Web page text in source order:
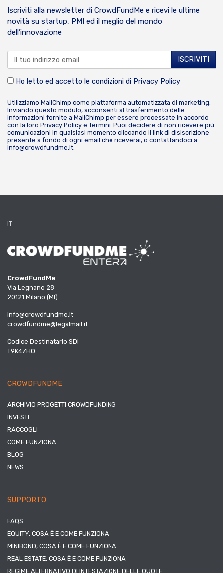
Iscriviti alla newsletter di CrowdFundMe e ricevi le ultime
novità su startup, PMI ed il meglio del mondo
dell’innovazione
Ho letto ed accetto le condizioni di Privacy Policy
Utilizziamo MailChimp come piattaforma automatizzata di marketing.
Inviando questo modulo, acconsenti al trasferimento delle
informazioni fornite a MailChimp per essere processate in accordo
con la loro Privacy Policy e Termini. Puoi decidere di non ricevere più
comunicazioni in qualsiasi momento cliccando il link di disiscrizione
presente a fondo di ogni email che riceverai, o contattandoci a
info@crowdfundme.it.
IT
CrowdFundMe
Via Legnano 28
20121 Milano (MI)
info@crowdfundme.it
crowdfundme@legalmail.it
Codice Destinatario SDI
T9K4ZHO
CROWDFUNDME
ARCHIVIO PROGETTI CROWDFUNDING
INVESTI
RACCOGLI
COME FUNZIONA
BLOG
NEWS
SUPPORTO
FAQS
EQUITY, COSA È E COME FUNZIONA
MINIBOND, COSA È E COME FUNZIONA
REAL ESTATE, COSA È E COME FUNZIONA
REGIME ALTERNATIVO DI INTESTAZIONE DELLE QUOTE